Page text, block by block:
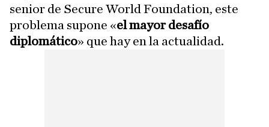
senior de Secure World Foundation, este
problema supone «el mayor desafío
diplomático» que hay en la actualidad.